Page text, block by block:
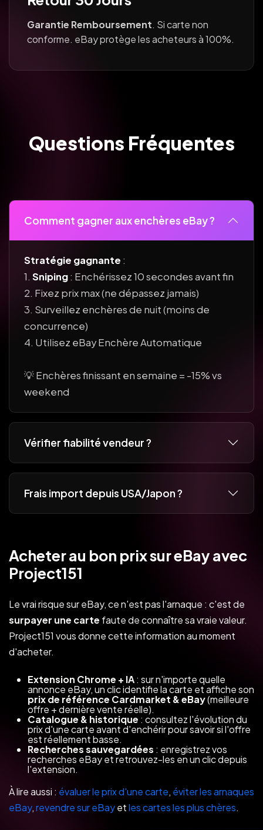
Garantie Remboursement. Si carte non
conforme. eBay protège les acheteurs à 100%.
Questions Fréquentes
Comment gagner aux enchères eBay ?
Stratégie gagnante :
1. Sniping: Enchérissez 10 secondes avant fin
2. Fixez prix max (ne dépassez jamais)
3. Surveillez enchères de nuit (moins de
concurrence)
4. Utilisez eBay Enchère Automatique
💡 Enchères finissant en semaine = -15% vs
weekend
Vérifier fiabilité vendeur ?
Frais import depuis USA/Japon ?
Acheter au bon prix sur eBay avec
Project151
Le vrai risque sur eBay, ce n'est pas l'arnaque : c'est de
surpayer une carte faute de connaître sa vraie valeur.
Project151 vous donne cette information au moment
d'acheter.
Extension Chrome + IA: sur n'importe quelle
annonce eBay, un clic identifie la carte et affiche son
prix de référence Cardmarket & eBay(meilleure
offre + dernière vente réelle).
Catalogue & historique : consultez l'évolution du
prix d'une carte avant d'enchérir pour savoir si l'offre
est réellement basse.
Recherches sauvegardées : enregistrez vos
recherches eBay et retrouvez-les en un clic depuis
l'extension.
À lire aussi : évaluer le prix d'une carte, éviter les arnaques
eBay,revendre sur eBayetles cartes les plus chères.